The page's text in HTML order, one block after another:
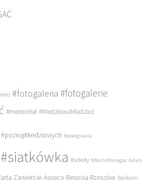
#fotogaleria #fotogalerie
#memoriał #MiedziowaMlodziez
#poznajMiedziowych #pożegnania
#siatkówka #szkoły #WartoPomagac Adam
Zawiercie Asseco Resovia Rzeszów Barkom